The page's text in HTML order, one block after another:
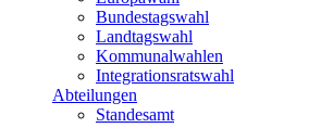
Bundestagswahl
Landtagswahl
Kommunalwahlen
Integrationsratswahl
Abteilungen
Standesamt